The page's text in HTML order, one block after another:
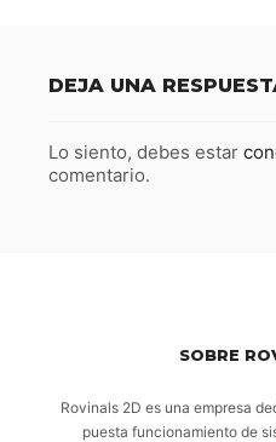
DEJA UNA
Lo siento, debes estar
comentario.
SOBRE
Rovinals 2D es una empresa
puesta funcionamiento de